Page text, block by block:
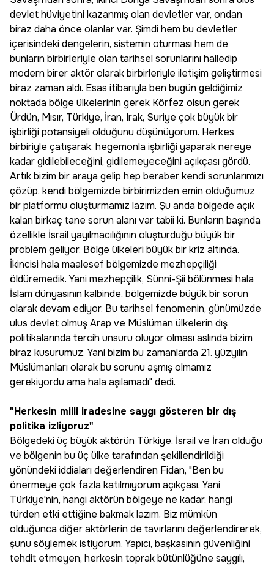
devlet hüviyetini kazanmış olan devletler var, ondan
biraz daha önce olanlar var. Şimdi hem bu devletler
içerisindeki dengelerin, sistemin oturması hem de
bunların birbirleriyle olan tarihsel sorunlarını halledip
modern birer aktör olarak birbirleriyle iletişim geliştirmesi
biraz zaman aldı. Esas itibarıyla ben bugün geldiğimiz
noktada bölge ülkelerinin gerek Körfez olsun gerek
Ürdün, Mısır, Türkiye, İran, Irak, Suriye çok büyük bir
işbirliği potansiyeli olduğunu düşünüyorum. Herkes
birbiriyle çatışarak, hegemonla işbirliği yaparak nereye
kadar gidilebileceğini, gidilemeyeceğini açıkçası gördü.
Artık bizim bir araya gelip hep beraber kendi sorunlarımızı
çözüp, kendi bölgemizde birbirimizden emin olduğumuz
bir platformu oluşturmamız lazım. Şu anda bölgede açık
kalan birkaç tane sorun alanı var tabii ki. Bunların başında
özellikle İsrail yayılmacılığının oluşturduğu büyük bir
problem geliyor. Bölge ülkeleri büyük bir kriz altında.
İkincisi hala maalesef bölgemizde mezhepçiliği
öldüremedik. Yani mezhepçilik, Sünni-Şii bölünmesi hala
İslam dünyasının kalbinde, bölgemizde büyük bir sorun
olarak devam ediyor. Bu tarihsel fenomenin, günümüzde
ulus devlet olmuş Arap ve Müslüman ülkelerin dış
politikalarında tercih unsuru oluyor olması aslında bizim
biraz kusurumuz. Yani bizim bu zamanlarda 21. yüzyılın
Müslümanları olarak bu sorunu aşmış olmamız
gerekiyordu ama hala aşılamadı" dedi.
"Herkesin milli iradesine saygı gösteren bir dış
politika izliyoruz"
Bölgedeki üç büyük aktörün Türkiye, İsrail ve İran olduğu
ve bölgenin bu üç ülke tarafından şekillendirildiği
yönündeki iddiaları değerlendiren Fidan, "Ben bu
önermeye çok fazla katılmıyorum açıkçası. Yani
Türkiye'nin, hangi aktörün bölgeye ne kadar, hangi
türden etki ettiğine bakmak lazım. Biz mümkün
olduğunca diğer aktörlerin de tavırlarını değerlendirerek,
şunu söylemek istiyorum. Yapıcı, başkasının güvenliğini
tehdit etmeyen, herkesin toprak bütünlüğüne saygılı,